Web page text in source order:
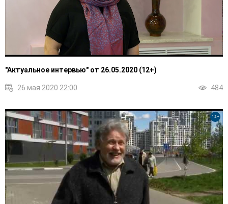
"Актуальное интервью" от 26.05.2020 (12+)
26 мая 2020 22:00 484
12+